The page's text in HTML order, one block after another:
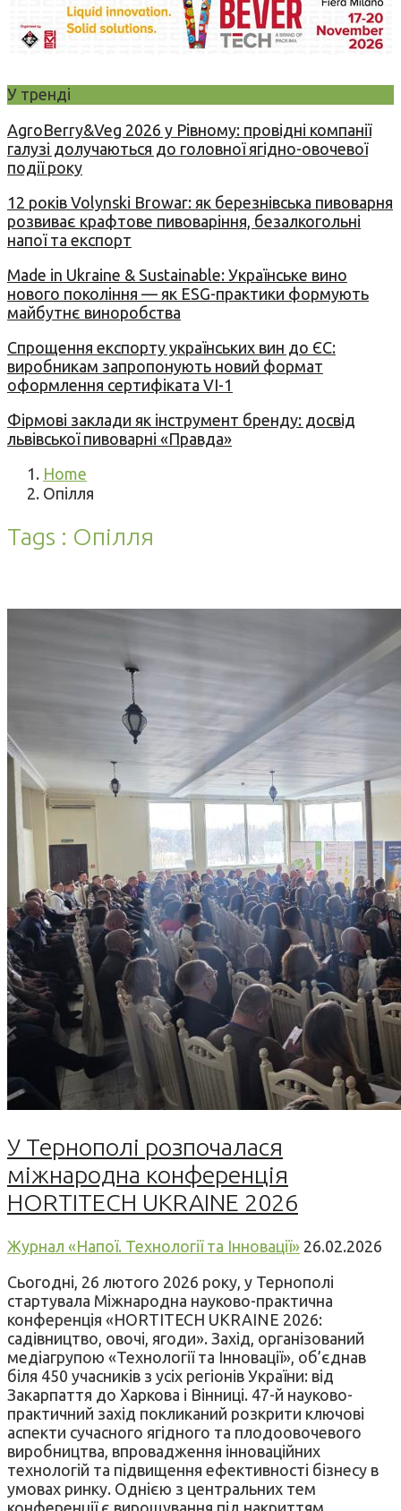
У тренді
AgroBerry&Veg 2026 у Рівному: провідні компанії
галузі долучаються до головної ягідно-овочевої
події року
12 років Volynski Browar: як березнівська пивоварня
розвиває крафтове пивоваріння, безалкогольні
напої та експорт
Made in Ukraine & Sustainable: Українське вино
нового покоління — як ESG-практики формують
майбутнє виноробства
Спрощення експорту українських вин до ЄС:
виробникам запропонують новий формат
оформлення сертифіката VI-1
Фірмові заклади як інструмент бренду: досвід
львівської пивоварні «Правда»
Home
Опілля
Tags : Опілля
У Тернополі розпочалася
міжнародна конференція
HORTITECH UKRAINE 2026
Журнал «Напої. Технології та Інновації» 26.02.2026
Сьогодні, 26 лютого 2026 року, у Тернополі
стартувала Міжнародна науково-практична
конференція «HORTITECH UKRAINE 2026:
садівництво, овочі, ягоди». Захід, організований
медіагрупою «Технології та Інновації», об’єднав
біля 450 учасників з усіх регіонів України: від
Закарпаття до Харкова і Вінниці. 47-й науково-
практичний захід покликаний розкрити ключові
аспекти сучасного ягідного та плодоовочевого
виробництва, впровадження інноваційних
технологій та підвищення ефективності бізнесу в
умовах ринку. Однією з центральних тем
конференції є вирощування під накриттям.